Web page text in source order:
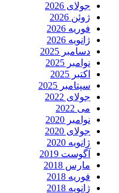
جولای 2026
ژوئن 2026
فوریه 2026
ژانویه 2026
دسامبر 2025
نوامبر 2025
اکتبر 2025
سپتامبر 2025
جولای 2022
می 2022
نوامبر 2020
جولای 2020
ژانویه 2020
آگوست 2019
مارس 2018
فوریه 2018
ژانویه 2018